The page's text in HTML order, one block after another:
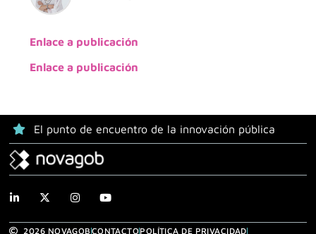
Enlace a publicación
Enlace a publicación
El punto de encuentro de la innovación pública
2026 NOVAGOBCONTACTOPOLÍTICA DE PRIVACIDAD